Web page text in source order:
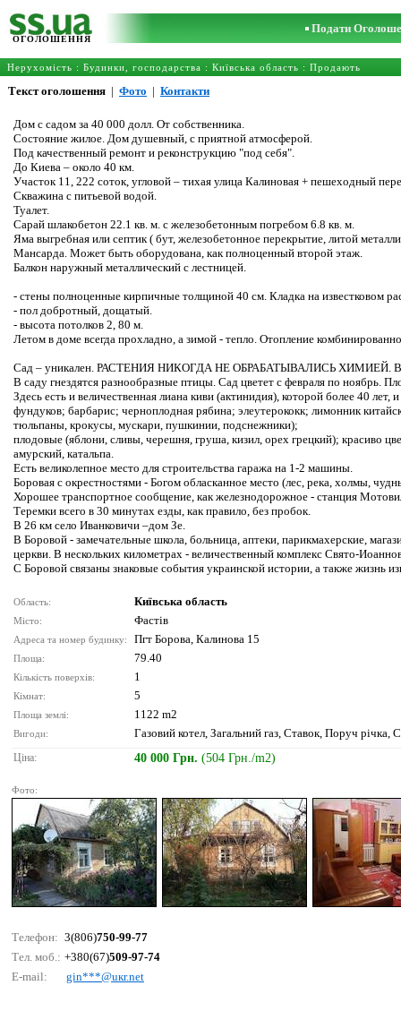
ОГОЛОШЕННЯ
Подати
Нерухомість : Будинки, господарства : Київська область : Продають
Текст оголошення | Фото | Контакти
Дом с садом за 40 000 долл. От собственника.
Состояние жилое. Дом душевный, с приятной атмосферой.
Под качественный ремонт и реконструкцию "под себя".
До Киева – около 40 км.
Участок 11, 222 соток, угловой – тихая улица Калиновая + пешеходный
Скважина с питьевой водой.
Туалет.
Сарай шлакобетон 22.1 кв. м. с железобетонным погребом 6.8 кв. м.
Яма выгребная или септик ( бут, железобетонное перекрытие, литой
Мансарда. Может быть оборудована, как полноценный второй этаж.
Балкон наружный металлический с лестницей.
- стены полноценные кирпичные толщиной 40 см. Кладка на известковом
- пол добротный, дощатый.
- высота потолков 2, 80 м.
Летом в доме всегда прохладно, а зимой - тепло. Отопление
Сад – уникален. РАСТЕНИЯ НИКОГДА НЕ ОБРАБАТЫВАЛИСЬ ХИМИЕЙ. В
В саду гнездятся разнообразные птицы. Сад цветет с февраля по ноябрь.
Здесь есть и величественная лиана киви (актинидия), которой более 40
фундуков; барбарис; черноплодная рябина; элеутерококк; лимонник
тюльпаны, крокусы, мускари, пушкинии, подснежники);
плодовые (яблони, сливы, черешня, груша, кизил, орех грецкий); красиво
амурский, катальпа.
Есть великолепное место для строительства гаража на 1-2 машины.
Боровая с окрестностями - Богом обласканное место (лес, река, холмы,
Хорошее транспортное сообщение, как железнодорожное - станция
Теремки всего в 30 минутах езды, как правило, без пробок.
В 26 км село Иванковичи –дом Зе.
В Боровой - замечательные школа, больница, аптеки, парикмахерские,
церкви. В нескольких километрах - величественный комплекс Свято-
С Боровой связаны знаковые события украинской истории, а также жизнь
Область: Київська область
Місто: Фастів
Адреса та номер будинку: Пгт Борова, Калинова 15
Площа: 79.40
Кількість поверхів: 1
Кімнат: 5
Площа землі: 1122 m2
Вигоди: Газовий котел, Загальний газ, Ставок, Поруч річка,
Ціна: 40 000 Грн. (504 Грн./m2)
Фото:
Телефон: 3(806)750-99-77
Тел. моб.: +380(67)509-97-74
E-mail:
gin***@uкr.nеt